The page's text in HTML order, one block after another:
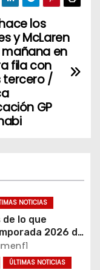
los
y McLaren
en
fila con
tercero /
GP
NOTICIAS
lo que
2026 de
ÚLTIMAS NOTICIAS